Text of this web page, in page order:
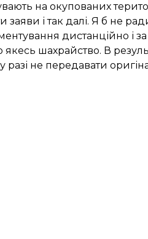
на окупованих
і так далі. Я б не
дистанційно і
шахрайство. В
разі не передавати